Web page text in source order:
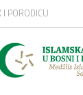
PORODICU